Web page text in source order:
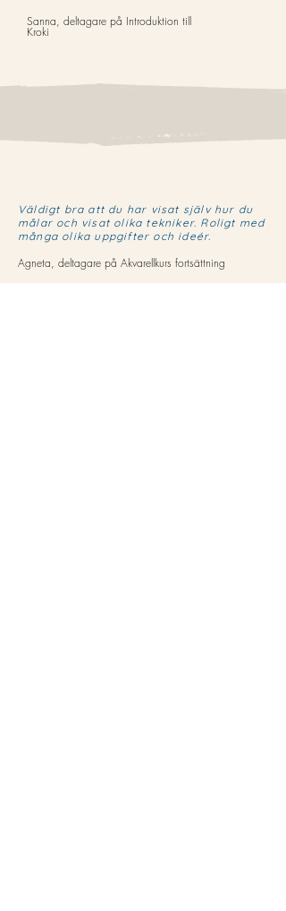
Sanna, deltagare på Introduktion till
Kroki
Väldigt bra att du har visat själv hur du
målar och visat olika tekniker. Roligt med
många olika uppgifter och ideér.
Agneta, deltagare på Akvarellkurs fortsättning